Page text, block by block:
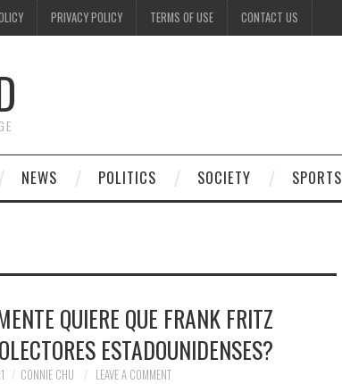
PRIVACY POLICY TERMS OF USE CONTACT US
NEWS POLITICS SOCIETY SPORTS
QUIERE QUE FRANK FRITZ
ESTADOUNIDENSES?
CONNIE CHU LEAVE A COMMENT